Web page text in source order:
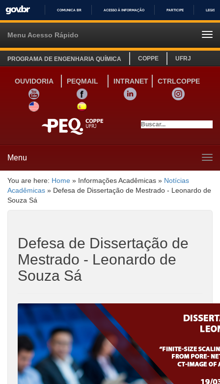
IR
COMUNICA BR ACESSO À INFORMAÇÃO PARTICIPE
Menu Acesso Rápido
PROGRAMA DE ENGENHARIA QUÍMICA COPPE UFRJ
OUVIDORIA PEQMAIL INTRANET
CTRLCOPPE
YOUTUBE
FACEBOOK LINKEDIN
INSTAGRAM
SITE INGLÊS
LINK SITE ESPANHOL
Menu
You are here: Home » Informações Acadêmicas » Notícias
Acadêmicas » Defesa de Dissertação de Mestrado - Leonardo de
Souza Sá
Defesa de Dissertação de
Mestrado - Leonardo de
Souza Sá